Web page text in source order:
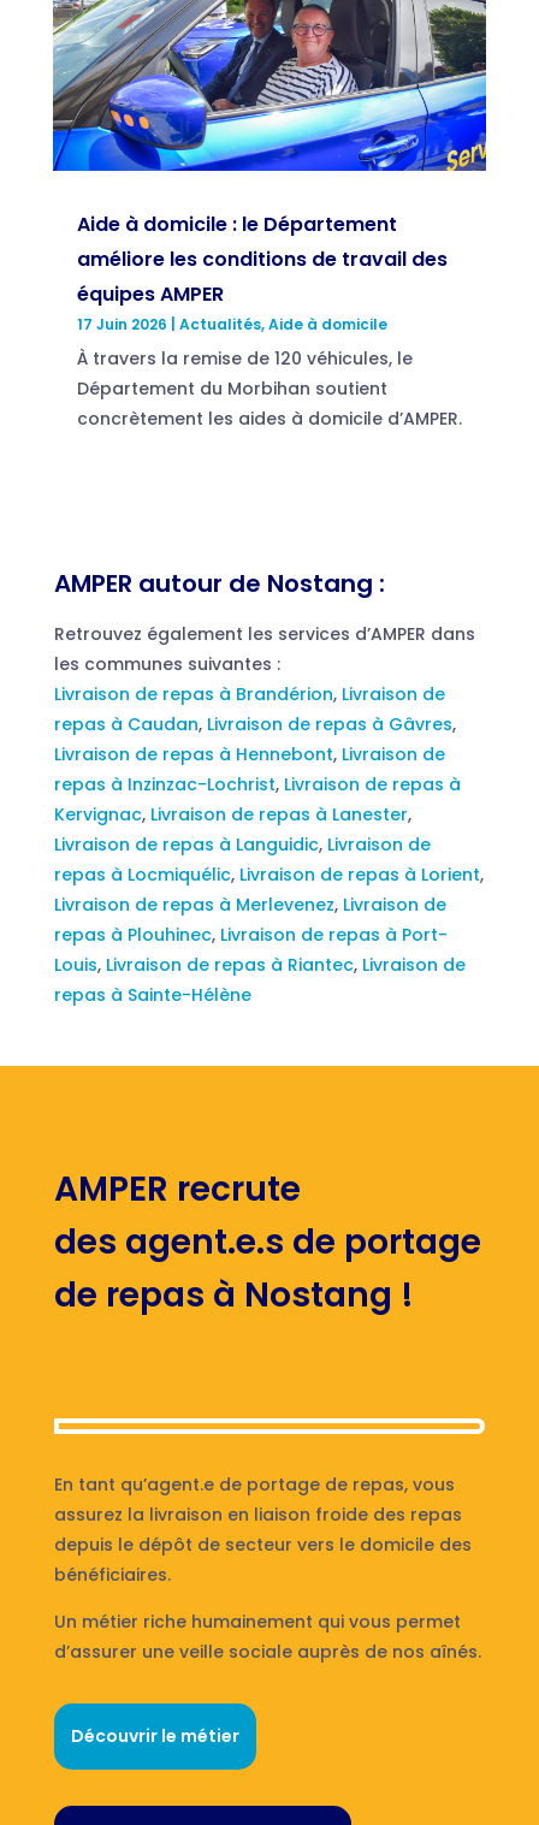
Aide à domicile : le Département
améliore les conditions de travail des
équipes AMPER
17 Juin 2026 Actualités,Aide à domicile
À travers la remise de 120 véhicules, le
Département du Morbihan soutient
concrètement les aides à domicile d’AMPER.
AMPER autour de Nostang :
Retrouvez également les services d’AMPER dans
les communes suivantes :
Livraison de repas à Brandérion, Livraison de
repas à Caudan, Livraison de repas à Gâvres,
Livraison de repas à Hennebont, Livraison de
repas à Inzinzac-Lochrist, Livraison de repas à
Kervignac, Livraison de repas à Lanester,
Livraison de repas à Languidic, Livraison de
repas à Locmiquélic, Livraison de repas à Lorient,
Livraison de repas à Merlevenez, Livraison de
repas à Plouhinec, Livraison de repas à Port-
Louis, Livraison de repas à Riantec, Livraison de
repas à Sainte-Hélène
AMPER recrute
des agent.e.s de portage
de repas à Nostang !
En tant qu’agent.e de portage de repas, vous
assurez la livraison en liaison froide des repas
depuis le dépôt de secteur vers le domicile des
bénéficiaires.
Un métier riche humainement qui vous permet
d’assurer une veille sociale auprès de nos aînés.
Découvrir le métier